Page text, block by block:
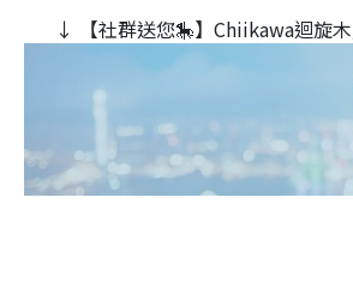
↓ 【社群送您🎠】Chiikawa迴旋